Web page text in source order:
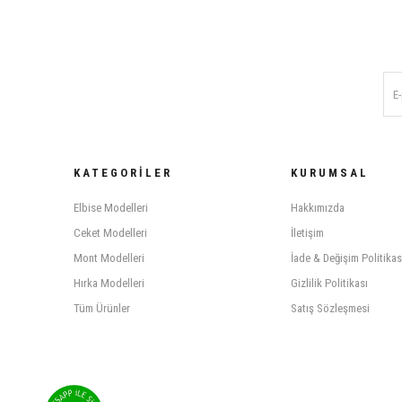
KATEGORILER
Elbise Modelleri
Ceket Modelleri
Mont Modelleri
Hırka Modelleri
Tüm Ürünler
KURUMSAL
Hakkımızda
İletişim
İade & Değişim
Gizlilik Politikası
Satış Sözleşmesi